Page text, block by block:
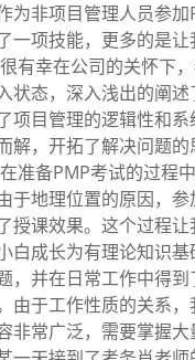
为非项目管理人员参
一项技能，更多的是
很有幸在公司的关怀下
状态，深入浅出的阐
项目管理的逻辑性和
解，开拓了解决问题的
在准备PMP考试的过程
于地理位置的原因，
授课效果。这个过程
白成长为有理论知识
，并在日常工作中得
由于工作性质的关系
非常广泛，需要掌握